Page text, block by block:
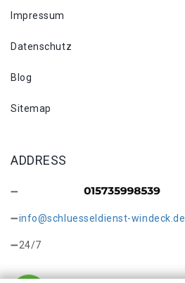
Impressum
Datenschutz
Blog
Sitemap
ADDRESS
info@schluesseldienst-windeck.de
24/7